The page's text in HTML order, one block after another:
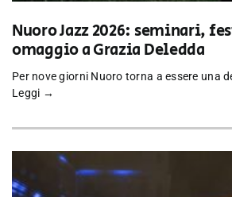
Nuoro Jazz 2026: seminari,
omaggio a Grazia Deledda
Per nove giorni Nuoro torna a essere una
Leggi →